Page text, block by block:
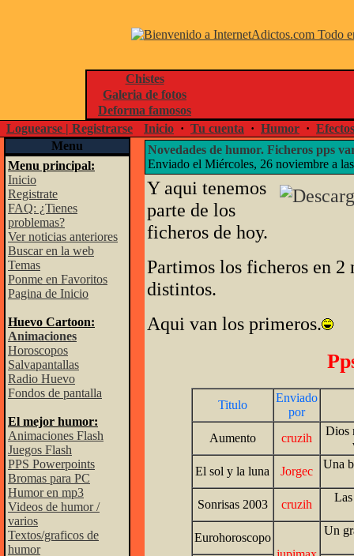
Chistes
Galeria de fotos
Deforma famosos
Loguearse | Registrarse
Inicio · Tu cuenta · Humor ·
Menu
Menu principal:
Inicio
Registrate
FAQ: ¿Tienes
problemas?
Ver noticias anteriores
Buscar en la web
Temas
Ponme en Favoritos
Pagina de Inicio
Huevo Cartoon:
Animaciones
Horoscopos
Salvapantallas
Radio Huevo
Fondos de pantalla
El mejor humor:
Animaciones Flash
Juegos Flash
PPS Powerpoints
Bromas para PC
Humor en mp3
Videos de humor /
varios
Textos/graficos de
humor
Novedades de humor. Ficheros pps
Enviado el Miércoles, 26 noviembre a
Y aqui tenemos
parte de los
ficheros de hoy.
Partimos los ficheros en 2
distintos.
Aqui van los primeros.
Titulo
Enviado
por
Aumento
cruzih
Dios
El sol y la luna
Jorgec
Una
Sonrisas 2003 cruzih
Las
Eurohoroscopo
Un